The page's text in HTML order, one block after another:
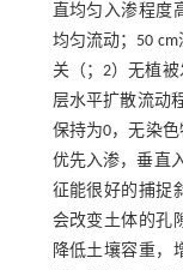
直均匀入渗程度
均匀流动；50
关（；2）无植
层水平扩散流动
保持为0，无染
优先入渗，垂直
征能很好的捕捉
会改变土体的孔
降低土壤容重，